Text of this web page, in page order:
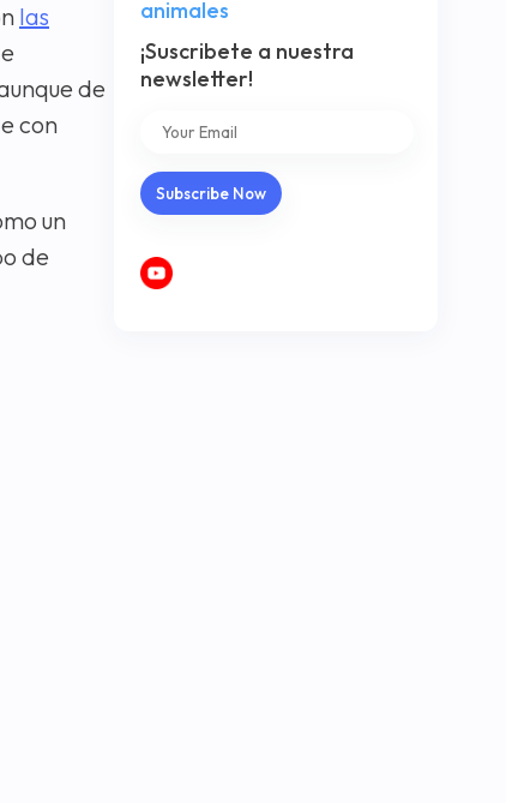
las
de
con
un
de
animales
¡Suscribete a nuestra
newsletter!